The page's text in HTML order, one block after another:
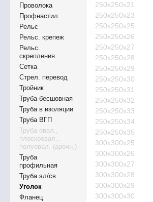
Проволока
Профнастил
Рельс
Рельс. крепеж
Рельс.
скрепления
Сетка
Стрел. перевод
Тройник
Труба бесшовная
Труба в изоляции
Труба ВГП
Труба овал.,
плоскоовал.,
полуовал. (арочн.)
Труба
профильная
Труба эл/св
Уголок
Фланец
250х250х21
250х250х23
250х250х25
250х250х26
250х250х27
250х250х28
250х250х29
250х250х30
250х250х31
250х250х32
250х250х33
250х250х34
250х250х35
300х300х25
300х300х26
300х300х27
300х300х28
300х300х29
300х300х30